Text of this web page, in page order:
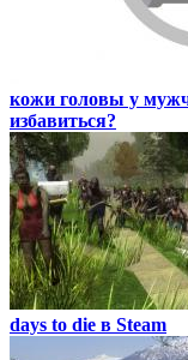
кожи головы у
избавиться?
days to die в Steam